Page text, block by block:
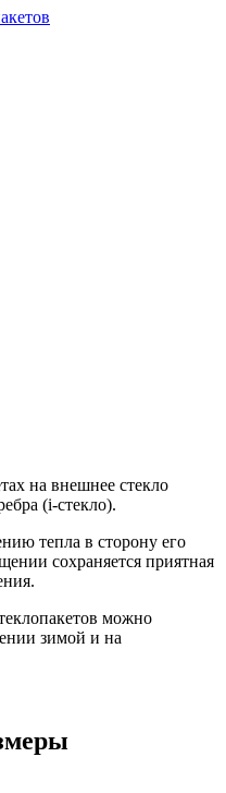
на внешнее стекло
(i-стекло).
тепла в сторону его
сохраняется приятная
можно
зимой и на